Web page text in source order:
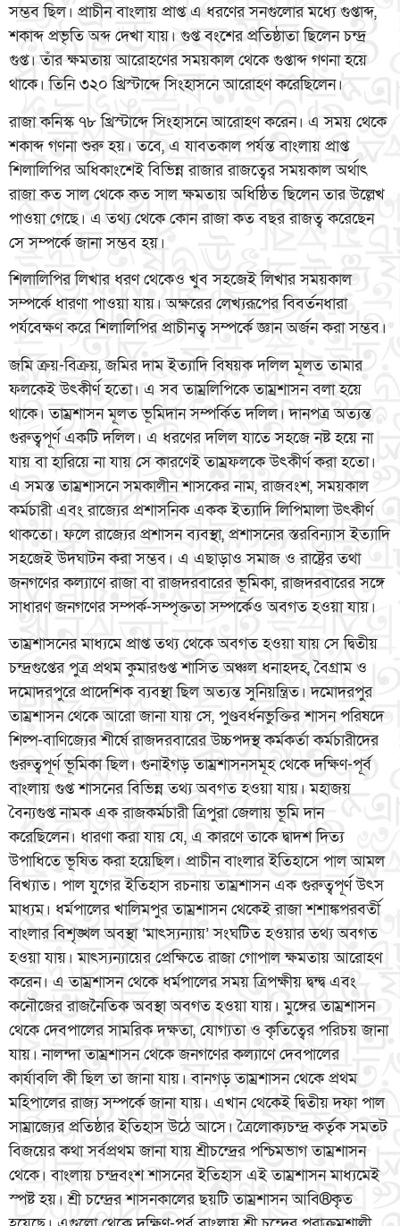
সম্ভব ছিল। প্রাচীন বাংলায় প্রাপ্ত এ ধরণের সনগুলোর মধ্যে গুপ্তাব্দ,
শকাব্দ প্রভৃতি অব্দ দেখা যায়। গুপ্ত বংশের প্রতিষ্ঠাতা ছিলেন চন্দ্র
গুপ্ত। তাঁর ক্ষমতায় আরোহণের সময়কাল থেকে গুপ্তাব্দ গণনা হয়ে
থাকে। তিনি ৩২০ খ্রিস্টাব্দে সিংহাসনে আরোহণ করেছিলেন।
রাজা কনিস্ক ৭৮ খ্রিস্টাব্দে সিংহাসনে আরোহণ করেন। এ সময় থেকে
শকাব্দ গণনা শুরু হয়। তবে, এ যাবতকাল পর্যন্ত বাংলায় প্রাপ্ত
শিলালিপির অধিকাংশেই বিভিন্ন রাজার রাজত্বের সময়কাল অর্থাৎ
রাজা কত সাল থেকে কত সাল ক্ষমতায় অধিষ্ঠিত ছিলেন তার উল্লেখ
পাওয়া গেছে। এ তথ্য থেকে কোন রাজা কত বছর রাজত্ব করেছেন
সে সম্পর্কে জানা সম্ভব হয়।
শিলালিপির লিখার ধরণ থেকেও খুব সহজেই লিখার সময়কাল
সম্পর্কে ধারণা পাওয়া যায়। অক্ষরের লেখ্যরূপের বিবর্তনধারা
পর্যবেক্ষণ করে শিলালিপির প্রাচীনত্ব সম্পর্কে জ্ঞান অর্জন করা সম্ভব।
জমি ক্রয়-বিক্রয়, জমির দাম ইত্যাদি বিষয়ক দলিল মূলত তামার
ফলকেই উৎকীর্ণ হতো। এ সব তাম্রলিপিকে তাম্রশাসন বলা হয়ে
থাকে। তাম্রশাসন মূলত ভূমিদান সম্পর্কিত দলিল। দানপত্র অত্যন্ত
গুরুত্বপূর্ণ একটি দলিল। এ ধরণের দলিল যাতে সহজে নষ্ট হয়ে না
যায় বা হারিয়ে না যায় সে কারণেই তাম্রফলকে উৎকীর্ণ করা হতো।
এ সমস্ত তাম্রশাসনে সমকালীন শাসকের নাম, রাজবংশ, সময়কাল
কর্মচারী এবং রাজ্যের প্রশাসনিক একক ইত্যাদি লিপিমালা উৎকীর্ণ
থাকতো। ফলে রাজ্যের প্রশাসন ব্যবস্থা, প্রশাসনের স্তরবিন্যাস ইত্যাদি
সহজেই উদঘাটন করা সম্ভব। এ এছাড়াও সমাজ ও রাষ্ট্রের তথা
জনগণের কল্যাণে রাজা বা রাজদরবারের ভূমিকা, রাজদরবারের সঙ্গে
সাধারণ জনগণের সম্পর্ক-সম্পৃক্ততা সম্পর্কেও অবগত হওয়া যায়।
তাম্রশাসনের মাধ্যমে প্রাপ্ত তথ্য থেকে অবগত হওয়া যায় সে দ্বিতীয়
চন্দ্রগুপ্তের পুত্র প্রথম কুমারগুপ্ত শাসিত অঞ্চল ধনাহদহ, বৈগ্রাম ও
দমোদরপুরে প্রাদেশিক ব্যবস্থা ছিল অত্যন্ত সুনিয়ন্ত্রিত। দমোদরপুর
তাম্রশাসন থেকে আরো জানা যায় সে, পুণ্ডবর্ধনভুক্তির শাসন পরিষদে
শিল্প-বাণিজ্যের শীর্ষে রাজদরবারের উচ্চপদস্থ কর্মকর্তা কর্মচারীদের
গুরুত্বপূর্ণ ভূমিকা ছিল। গুনাইগড় তাম্রশাসনসমূহ থেকে দক্ষিণ-পূর্ব
বাংলায় গুপ্ত শাসনের বিভিন্ন তথ্য অবগত হওয়া যায়। মহাজয়
বৈন্যগুপ্ত নামক এক রাজকর্মচারী ত্রিপুরা জেলায় ভূমি দান
করেছিলেন। ধারণা করা যায় যে, এ কারণে তাকে দ্বাদশ দিত্য
উপাধিতে ভূষিত করা হয়েছিল। প্রাচীন বাংলার ইতিহাসে পাল আমল
বিখ্যাত। পাল যুগের ইতিহাস রচনায় তাম্রশাসন এক গুরুত্বপূর্ণ উৎস
মাধ্যম। ধর্মপালের খালিমপুর তাম্রশাসন থেকেই রাজা শশাঙ্কপরবর্তী
বাংলার বিশৃঙ্খল অবস্থা ‘মাৎস্যন্যায়’ সংঘটিত হওয়ার তথ্য অবগত
হওয়া যায়। মাৎস্যন্যায়ের প্রেক্ষিতে রাজা গোপাল ক্ষমতায় আরোহণ
করেন। এ তাম্রশাসন থেকে ধর্মপালের সময় ত্রিপক্ষীয় দ্বন্দ্ব এবং
কনৌজের রাজনৈতিক অবস্থা অবগত হওয়া যায়। মুঙ্গের তাম্রশাসন
থেকে দেবপালের সামরিক দক্ষতা, যোগ্যতা ও কৃতিত্বের পরিচয় জানা
যায়। নালন্দা তাম্রশাসন থেকে জনগণের কল্যাণে দেবপালের
কার্যাবলি কী ছিল তা জানা যায়। বানগড় তাম্রশাসন থেকে প্রথম
মহিপালের রাজ্য সম্পর্কে জানা যায়। এখান থেকেই দ্বিতীয় দফা পাল
সাম্রাজ্যের প্রতিষ্ঠার ইতিহাস উঠে আসে। ত্রৈলোক্যচন্দ্র কর্তৃক সমতট
বিজয়ের কথা সর্বপ্রথম জানা যায় শ্রীচন্দ্রের পশ্চিমভাগ তাম্রশাসন
থেকে। বাংলায় চন্দ্রবংশ শাসনের ইতিহাস এই তাম্রশাসন মাধ্যমেই
স্পষ্ট হয়। শ্রী চন্দ্রের শাসনকালের ছয়টি তাম্রশাসন আবি®কৃত